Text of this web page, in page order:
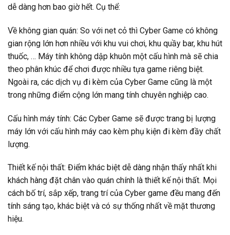
dễ dàng hơn bao giờ hết. Cụ thể:
Về không gian quán: So với net cỏ thì Cyber Game có không
gian rộng lớn hơn nhiều với khu vui chơi, khu quầy bar, khu hút
thuốc, … Máy tính không dập khuôn một cấu hình mà sẽ chia
theo phân khúc để chơi được nhiều tựa game riêng biệt.
Ngoài ra, các dịch vụ đi kèm của Cyber Game cũng là một
trong những điểm cộng lớn mang tính chuyên nghiệp cao.
Cấu hình máy tính: Các Cyber Game sẽ được trang bị lượng
máy lớn với cấu hình máy cao kèm phụ kiện đi kèm đầy chất
lượng.
Thiết kế nội thất: Điểm khác biệt dễ dàng nhận thấy nhất khi
khách hàng đặt chân vào quán chính là thiết kế nội thất. Mọi
cách bố trí, sắp xếp, trang trí của Cyber game đều mang đến
tính sáng tạo, khác biệt và có sự thống nhất về mặt thương
hiệu.